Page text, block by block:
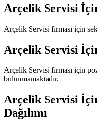
Arçelik Servisi
Arçelik Servisi firması için
Arçelik Servisi
Arçelik Servisi firması için
bulunmamaktadır.
Arçelik Servisi
Dağılımı